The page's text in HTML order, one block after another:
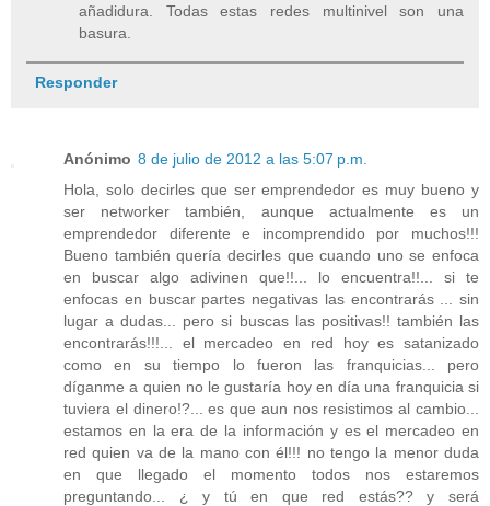
añadidura. Todas estas redes multinivel son una
basura.
Responder
Anónimo 8 de julio de 2012 a las 5:07 p.m.
Hola, solo decirles que ser emprendedor es muy bueno y
ser networker también, aunque actualmente es un
emprendedor diferente e incomprendido por muchos!!!
Bueno también quería decirles que cuando uno se enfoca
en buscar algo adivinen que!!... lo encuentra!!... si te
enfocas en buscar partes negativas las encontrarás ... sin
lugar a dudas... pero si buscas las positivas!! también las
encontrarás!!!... el mercadeo en red hoy es satanizado
como en su tiempo lo fueron las franquicias... pero
díganme a quien no le gustaría hoy en día una franquicia si
tuviera el dinero!?... es que aun nos resistimos al cambio...
estamos en la era de la información y es el mercadeo en
red quien va de la mano con él!!! no tengo la menor duda
en que llegado el momento todos nos estaremos
preguntando... ¿ y tú en que red estás?? y será